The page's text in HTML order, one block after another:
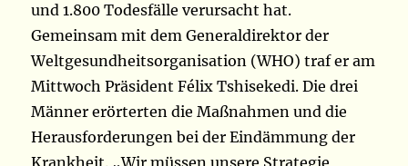
und 1.800 Todesfälle verursacht hat.
Gemeinsam mit dem Generaldirektor der
Weltgesundheitsorganisation (WHO) traf er am
Mittwoch Präsident Félix Tshisekedi. Die drei
Männer erörterten die Maßnahmen und die
Herausforderungen bei der Eindämmung der